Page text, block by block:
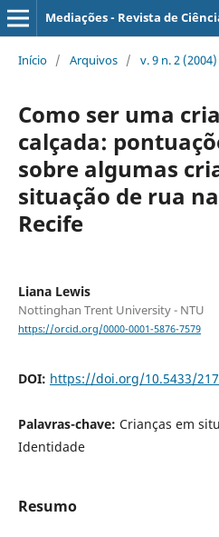
Mediações - Revista de
Início / Arquivos / v. 9 n. 2 (2004)
Como ser uma
calçada:
sobre algumas
situação de rua
Recife
Liana Lewis
Nottinghan Trent University - NTU
https://orcid.org/0000-0001-5876-7579
DOI: https://doi.org/10.5433/
Palavras-chave: Crianças em
Identidade
Resumo